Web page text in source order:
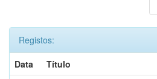
Registos:
Data
Título